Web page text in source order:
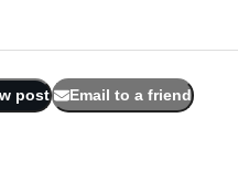
post Email to a friend